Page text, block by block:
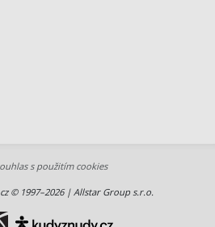
s použitím cookies
© 1997–2026 | Allstar Group s.r.o.